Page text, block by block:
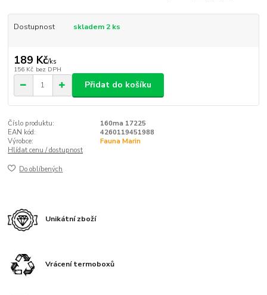
Dostupnost skladem 2 ks
189 Kč/ks
156 Kč bez DPH
Přidat do košíku
Číslo produktu:
160ma 17225
EAN kód:
4260119451988
Výrobce:
Fauna Marin
Hlídat cenu / dostupnost
Do oblíbených
Unikátní zboží
Vrácení termoboxů